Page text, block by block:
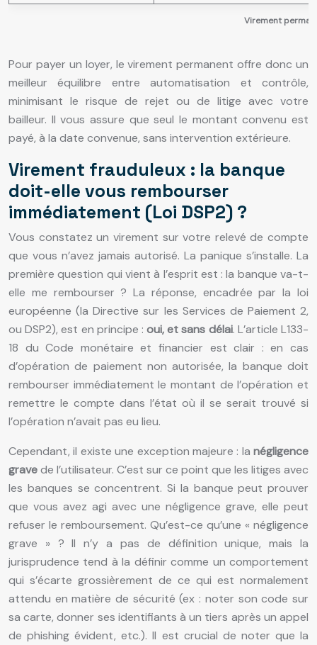
Virement
Pour payer un loyer, le virement permanent offre donc un
meilleur équilibre entre automatisation et contrôle,
minimisant le risque de rejet ou de litige avec votre
bailleur. Il vous assure que seul le montant convenu est
payé, à la date convenue, sans intervention extérieure.
Virement frauduleux : la banque
doit-elle vous rembourser
immédiatement (Loi DSP2) ?
Vous constatez un virement sur votre relevé de compte
que vous n’avez jamais autorisé. La panique s’installe. La
première question qui vient à l’esprit est : la banque va-t-
elle me rembourser ? La réponse, encadrée par la loi
européenne (la Directive sur les Services de Paiement 2,
ou DSP2), est en principe :oui, et sans délai. L’article L133-
18 du Code monétaire et financier est clair : en cas
d’opération de paiement non autorisée, la banque doit
rembourser immédiatement le montant de l’opération et
remettre le compte dans l’état où il se serait trouvé si
l’opération n’avait pas eu lieu.
Cependant, il existe une exception majeure : la négligence
gravede l’utilisateur. C’est sur ce point que les litiges avec
les banques se concentrent. Si la banque peut prouver
que vous avez agi avec une négligence grave, elle peut
refuser le remboursement. Qu’est-ce qu’une « négligence
grave » ? Il n’y a pas de définition unique, mais la
jurisprudence tend à la définir comme un comportement
qui s’écarte grossièrement de ce qui est normalement
attendu en matière de sécurité (ex : noter son code sur
sa carte, donner ses identifiants à un tiers après un appel
de phishing évident, etc.). Il est crucial de noter que la